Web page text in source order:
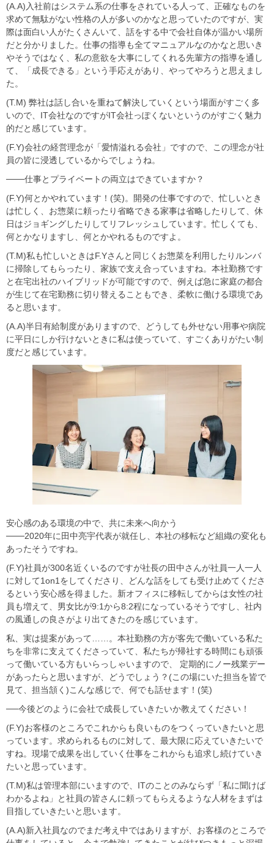
(A.A)入社前はシステム系の仕事をされている人って、正確なものを
求めて無駄がない性格の人が多いのかなと思っていたのですが、実
際は面白い人がたくさんいて、話をする中で会社自体が温かい場所
だと分かりました。仕事の指導も全てマニュアルなのかなと思いき
やそうではなく、私の意欲を大事にしてくれる先輩方の指導を通し
て、「成長できる」という手応えがあり、やってやろうと思えまし
た。
(T.M) 弊社は話し合いを重ねて解決していくという場面がすごく多
いので、IT会社なのですがIT会社っぽくないというのがすごく魅力
的だと感じています。
(F.Y)会社の経営理念が「愛情溢れる会社」ですので、この理念が社
員の皆に浸透しているからでしょうね。
───仕事とプライベートの両立はできていますか？
(F.Y)何とかやれています！(笑)。開発の仕事ですので、忙しいとき
は忙しく、お惣菜に頼ったり省略できる家事は省略したりして、休
日はジョギングしたりしてリフレッシュしています。忙しくても、
何とかなりますし、何とかやれるものですよ。
(T.M)私も忙しいときはF.Yさんと同じくお惣菜を利用したりルンバ
に掃除してもらったり、家族で支え合っていますね。本社勤務です
と在宅出社のハイブリッドが可能ですので、例えば急に家庭の都合
が生じて在宅勤務に切り替えることもでき、柔軟に働ける環境であ
ると思います。
(A.A)半日有給制度がありますので、どうしても外せない用事や病院
に平日にしか行けないときに私は使っていて、すごくありがたい制
度だと感じています。
安心感のある環境の中で、共に未来へ向かう
───2020年に田中亮宇代表が就任し、本社の移転など組織の変化も
あったそうですね。
(F.Y)社員が300名近くいるのですが社長の田中さんが社員一人一人
に対して1on1をしてくださり、どんな話をしても受け止めてくださ
るという安心感を得ました。新オフィスに移転してからは女性の社
員も増えて、男女比が9:1から8:2程になっているそうですし、社内
の風通しの良さがより出てきたのを感じています。
私、実は提案があって……。本社勤務の方が客先で働いている私た
ちを非常に支えてくださっていて、私たちが帰社する時間にも頑張
って働いている方もいらっしゃいますので、 定期的にノー残業デー
があったらと思いますが、どうでしょう？(この場にいた担当を皆で
見て、担当頷く)こんな感じで、何でも話せます！(笑)
──今後どのように会社で成長していきたいか教えてください！
(F.Y)お客様のところでこれからも良いものをつくっていきたいと思
っています。求められるものに対して、最大限に応えていきたいで
すね。現場で成果を出していく仕事をこれからも追求し続けていき
たいと思っています。
(T.M)私は管理本部にいますので、ITのことのみならず「私に聞けば
わかるよね」と社員の皆さんに頼ってもらえるような人材をまずは
目指していきたいと思います。
(A.A)新入社員なのでまだ考え中ではありますが、お客様のところで